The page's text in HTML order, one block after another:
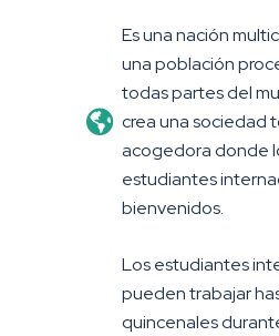
Es una nación
una población
todas partes del
crea una sociedad
acogedora donde
estudiantes
bienvenidos.
Los estudiantes
pueden trabajar
quincenales